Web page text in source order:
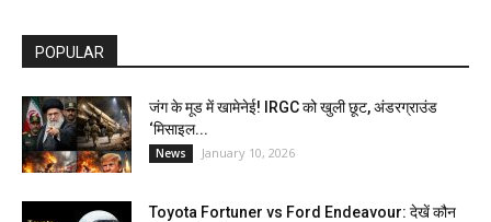
POPULAR
जंग के मूड में खामेनेई! IRGC को खुली छूट, अंडरग्राउंड
‘मिसाइल...
News January 10, 2026
Toyota Fortuner vs Ford Endeavour: देखें कौन